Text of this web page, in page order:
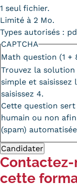
1 seul fichier.
Limité à 2 Mo.
Types autorisés :
CAPTCHA
Math question (1 +
Trouvez la
simple et saisissez
saisissez 4.
Cette question
humain ou non
(spam)
cette